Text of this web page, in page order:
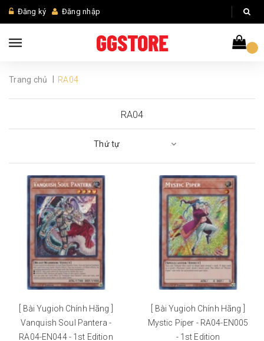
Đăng ký Đăng nhập
Trang chủ RA04
RA04
Thứ tự
[ Bài Yugioh Chính Hãng ]
Vanquish Soul Pantera -
RA04-EN044 - 1st Edition
[ Bài Yugioh Chính Hãng ]
Mystic Piper - RA04-EN005
- 1st Edition